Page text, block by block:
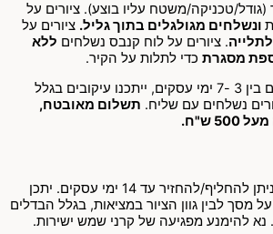
טכניקה/משטח עליו בוצע). ציורים על
ונשלחים מגולגלים בתוך גליל. ציורים על
. ציורים על לוח קנבס נשלחים ללא
מסגרת כדי לתלות על הקיר.
זמני אריזה ומשלוח נעים בין 3 -7 ימי עסקים, ייתכנו עיקובים בגלל
נשלחים עם שליח. תשלום מאובטח,
ש"ח.
ניתן להחליף/להחזיר עד 14 ימי עסקים. יתכן
על מסך לבין גוון הציור במציאות, בגלל הבדלים
להימנע מפגיעה של קרני שמש ישירות.